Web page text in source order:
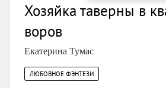
Хозяйка таверны в
воров
Екатерина Тумас
ЛЮБОВНОЕ ФЭНТЕЗИ